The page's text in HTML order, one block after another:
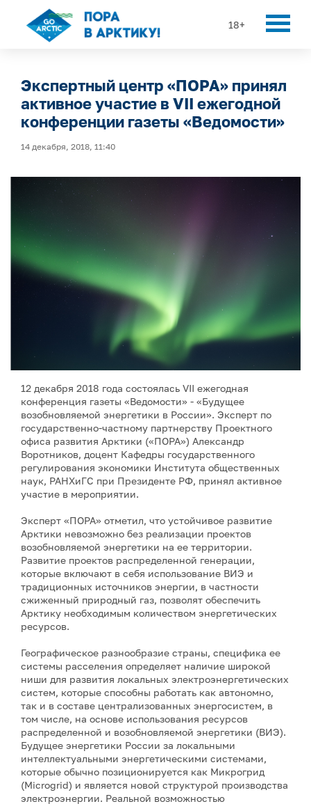
18+
Экспертный центр «ПОРА» принял
активное участие в VII ежегодной
конференции газеты «Ведомости»
14 декабря, 2018, 11:40
12 декабря 2018 года состоялась VII ежегодная
конференция газеты «Ведомости» - «Будущее
возобновляемой энергетики в России». Эксперт по
государственно-частному партнерству Проектного
офиса развития Арктики («ПОРА») Александр
Воротников, доцент Кафедры государственного
регулирования экономики Института общественных
наук, РАНХиГС при Президенте РФ, принял активное
участие в мероприятии.
Эксперт «ПОРА» отметил, что устойчивое развитие
Арктики невозможно без реализации проектов
возобновляемой энергетики на ее территории.
Развитие проектов распределенной генерации,
которые включают в себя использование ВИЭ и
традиционных источников энергии, в частности
сжиженный природный газ, позволят обеспечить
Арктику необходимым количеством энергетических
ресурсов.
Географическое разнообразие страны, специфика ее
системы расселения определяет наличие широкой
ниши для развития локальных электроэнергетических
систем, которые способны работать как автономно,
так и в составе централизованных энергосистем, в
том числе, на основе использования ресурсов
распределенной и возобновляемой энергетики (ВИЭ).
Будущее энергетики России за локальными
интеллектуальными энергетическими системами,
которые обычно позиционируется как Микрогрид
(Microgrid) и является новой структурой производства
электроэнергии. Реальной возможностью